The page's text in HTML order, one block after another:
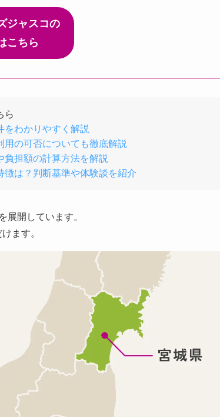
ジャスコの
こちら
ら
をわかりやすく解説
の可否についても徹底解説
負担額の計算方法を解説
は？判断基準や体験談を紹介
展開しています。
ます。